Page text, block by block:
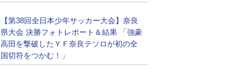
【第38回全日本少年サッカー大会】奈良
県大会 決勝フォトレポート＆結果 「強豪
高田を撃破したＹＦ奈良テソロが初の全
国切符をつかむ！」